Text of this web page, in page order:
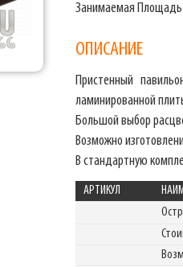
Занимаемая Площадь
ОПИСАНИЕ
Пристенный
ламинированной
Большой выбор
Возможно
В стандартную
АРТИКУЛ